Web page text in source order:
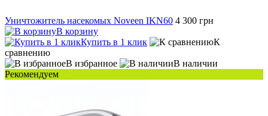
Уничтожитель насекомых Noveen IKN60 4 300 грн
В корзину
Купить в 1 клик
К
сравнению
В избранное
В наличии
Рекомендуем